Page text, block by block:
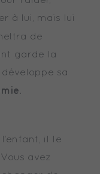
à lui, mais lui
de
garde la
sa
.
il le
avez